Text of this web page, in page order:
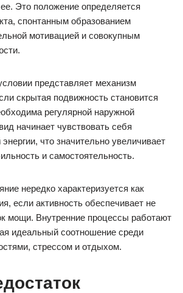
Это положение определяется
спонтанным образованием
мотивацией и совокупным
представляет механизм
скрытая подвижность становится
регулярной наружной
начинает чувствовать себя
что значительно увеличивает
и самостоятельность.
нередко характеризуется как
если активность обеспечивает не
мощи. Внутренние процессы работают
идеальный соотношение среди
стрессом и отдыхом.